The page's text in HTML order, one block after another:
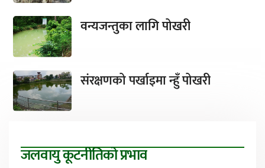
वन्यजन्तुका लागि पोखरी
संरक्षणको पर्खाइमा न्हुँ पोखरी
जलवायु कूटनीतिको प्रभाव